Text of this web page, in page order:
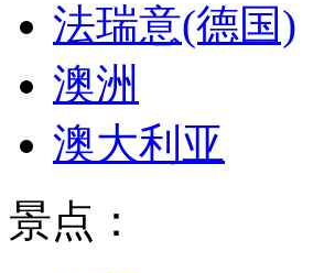
法瑞意(德国)
澳洲
澳大利亚
景点：